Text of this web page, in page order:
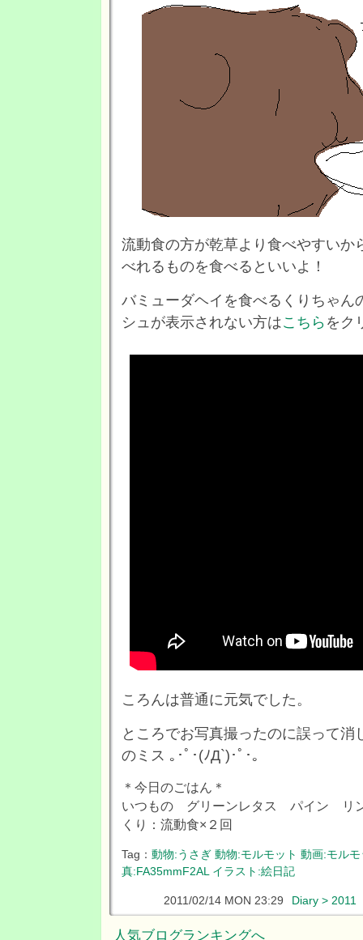
流動食の方が乾草より食べやすいか
べれるものを食べるといいよ！
バミューダヘイを食べるくりちゃん
シュが表示されない方はこちらをク
ころんは普通に元気でした。
ところでお写真撮ったのに誤って消
のミス ｡･ﾟ･(ﾉД`)･ﾟ･｡
＊今日のごはん＊
いつもの グリーンレタス パイン リ
くり：流動食×２回
Tag： 動物:うさぎ 動物:モルモット 動画:モルモ
真:FA35mmF2AL イラスト:絵日記
2011/02/14 MON 23:29 Diary > 2011
人気ブログランキングへ